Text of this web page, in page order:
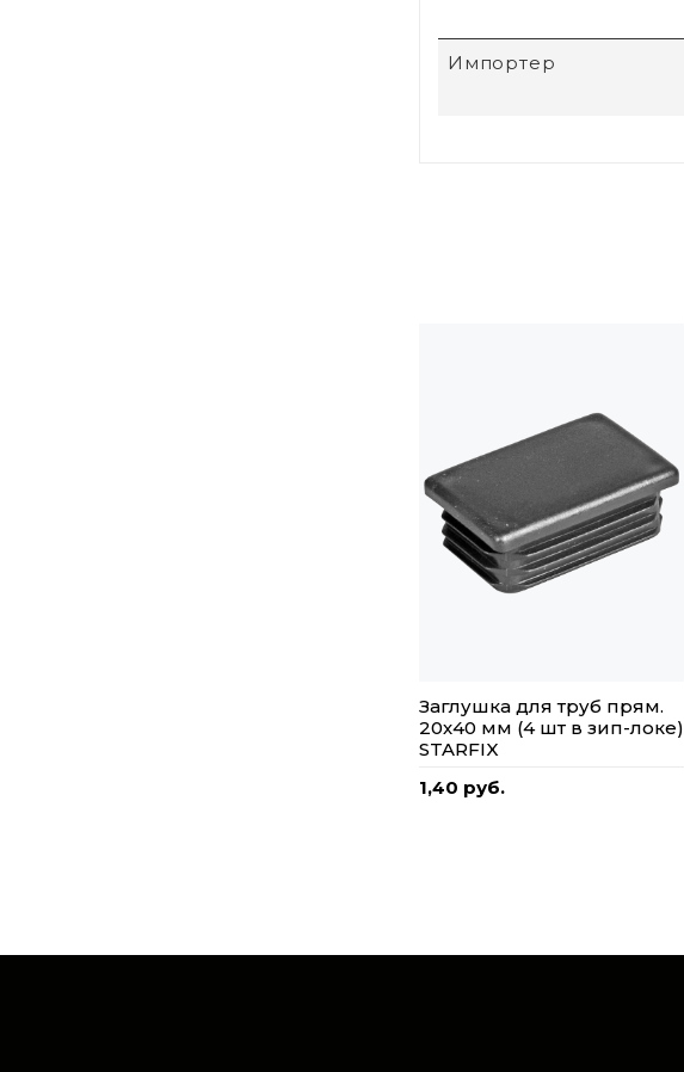
Импортер
Заглушка для труб прям.
20х40 мм (4 шт в зип-локе)
STARFIX
1,40 руб.